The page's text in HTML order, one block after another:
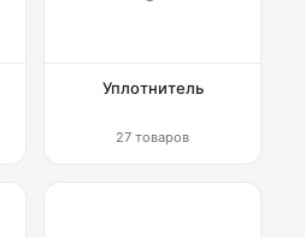
Уплотнитель
27 товаров